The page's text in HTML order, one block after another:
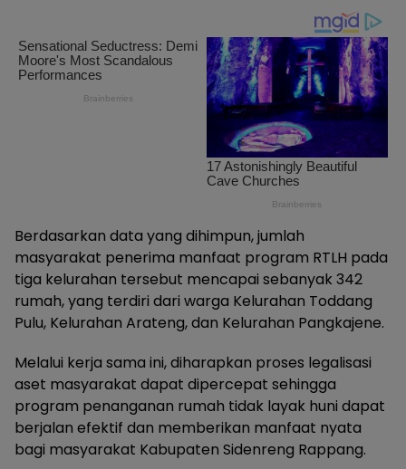
Berdasarkan data yang dihimpun, jumlah
masyarakat penerima manfaat program RTLH pada
tiga kelurahan tersebut mencapai sebanyak 342
rumah, yang terdiri dari warga Kelurahan Toddang
Pulu, Kelurahan Arateng, dan Kelurahan Pangkajene.
Melalui kerja sama ini, diharapkan proses legalisasi
aset masyarakat dapat dipercepat sehingga
program penanganan rumah tidak layak huni dapat
berjalan efektif dan memberikan manfaat nyata
bagi masyarakat Kabupaten Sidenreng Rappang.